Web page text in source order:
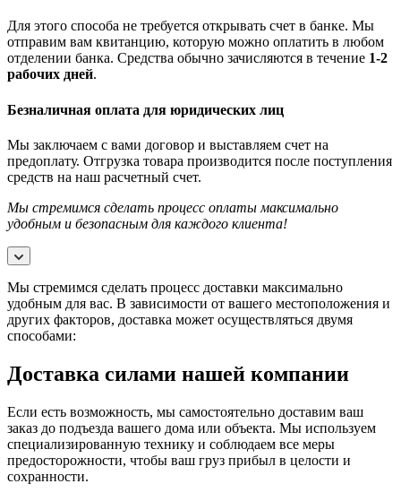
Для этого способа не требуется открывать счет в банке. Мы
отправим вам квитанцию, которую можно оплатить в любом
отделении банка. Средства обычно зачисляются в течение 1-2
рабочих дней.
Безналичная оплата для юридических лиц
Мы заключаем с вами договор и выставляем счет на
предоплату. Отгрузка товара производится после поступления
средств на наш расчетный счет.
Мы стремимся сделать процесс оплаты максимально
удобным и безопасным для каждого клиента!
Мы стремимся сделать процесс доставки максимально
удобным для вас. В зависимости от вашего местоположения и
других факторов, доставка может осуществляться двумя
способами:
Доставка силами нашей компании
Если есть возможность, мы самостоятельно доставим ваш
заказ до подъезда вашего дома или объекта. Мы используем
специализированную технику и соблюдаем все меры
предосторожности, чтобы ваш груз прибыл в целости и
сохранности.